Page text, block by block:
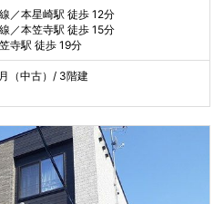
／本星崎駅 徒歩 12分
／本笠寺駅 徒歩 15分
寺駅 徒歩 19分
（中古）/ 3階建